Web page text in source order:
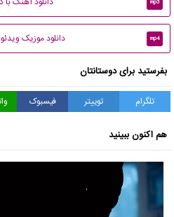
mp3
mp4 دانلود موزیک ویدئو
بفرستید برای دوستانتان
تلگرام توییتر فیسبوک
هم اکنون ببینید